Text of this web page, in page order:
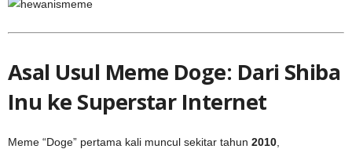
Asal Usul Meme Doge: Dari Shiba
Inu ke Superstar Internet
Meme “Doge” pertama kali muncul sekitar tahun 2010